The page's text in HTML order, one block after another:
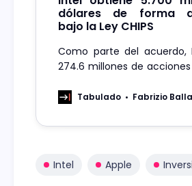
dólares de forma
bajo la Ley CHIPS
Como parte del acuerdo,
274.6 millones de
Tabulado Fabrizio
Intel Apple